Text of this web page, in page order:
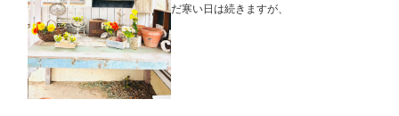
だ寒い日は続きますが、